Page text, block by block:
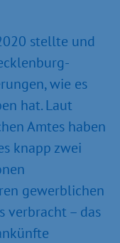
stellte und
wie es
hat. Laut
Amtes haben
knapp zwei
gewerblichen
verbracht – das